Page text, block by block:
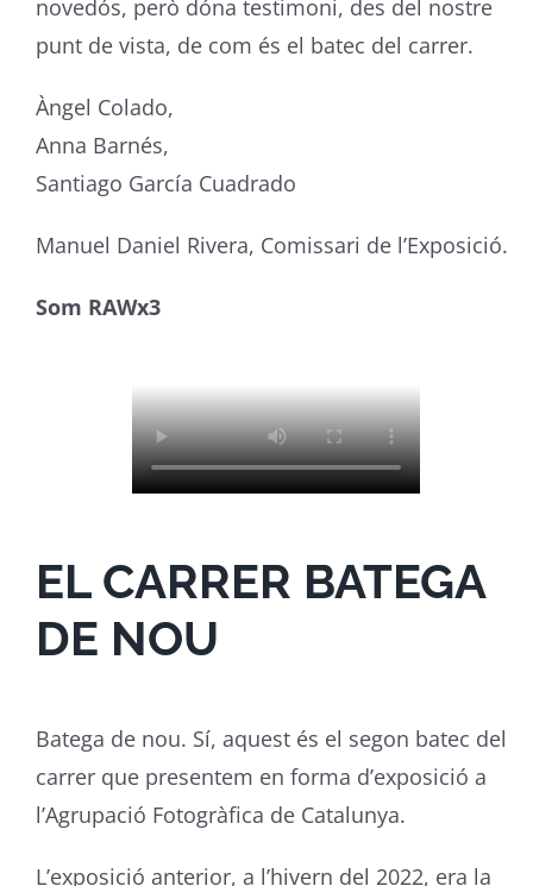
novedós, però dóna testimoni, des del nostre
punt de vista, de com és el batec del carrer.
Àngel Colado,
Anna Barnés,
Santiago García Cuadrado
Manuel Daniel Rivera, Comissari de l’Exposició.
Som RAWx3
EL CARRER BATEGA
DE NOU
Batega de nou. Sí, aquest és el segon batec del
carrer que presentem en forma d’exposició a
l’Agrupació Fotogràfica de Catalunya.
L’exposició anterior, a l’hivern del 2022, era la